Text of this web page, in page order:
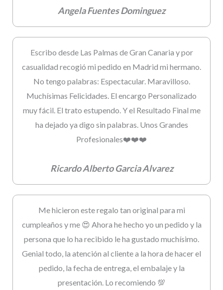
Angela Fuentes Dominguez
Escribo desde Las Palmas de Gran Canaria y por
casualidad recogió mi pedido en Madrid mi hermano.
No tengo palabras: Espectacular. Maravilloso.
Muchísimas Felicidades. El encargo Personalizado
muy fácil. El trato estupendo. Y el Resultado Final me
ha dejado ya digo sin palabras. Unos Grandes
Profesionales❤️❤️❤️
Ricardo Alberto Garcia Alvarez
Me hicieron este regalo tan original para mi
cumpleaños y me 😍 Ahora he hecho yo un pedido y la
persona que lo ha recibido le ha gustado muchísimo.
Genial todo, la atención al cliente a la hora de hacer el
pedido, la fecha de entrega, el embalaje y la
presentación. Lo recomiendo 💯